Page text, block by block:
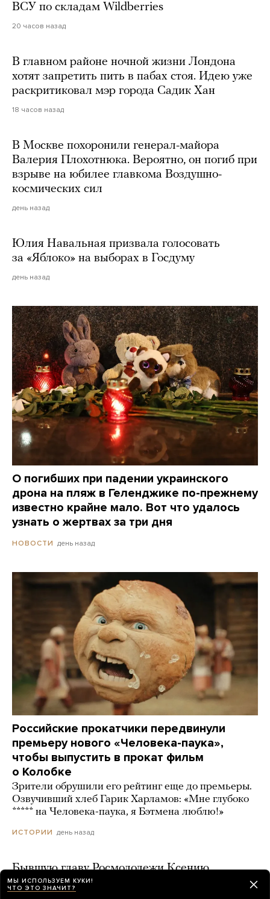
ВСУ по складам Wildberries
20 часов назад
В главном районе ночной жизни Лондона
хотят запретить пить в пабах стоя. Идею уже
раскритиковал мэр города Садик Хан
18 часов назад
В Москве похоронили генерал-майора
Валерия Плохотнюка. Вероятно, он погиб при
взрыве на юбилее главкома Воздушно-
космических сил
день назад
Юлия Навальная призвала голосовать
за «Яблоко» на выборах в Госдуму
день назад
О погибших при падении украинского
дрона на пляж в Геленджике по-прежнему
известно крайне мало. Вот что удалось
узнать о жертвах за три дня
НОВОСТИ день назад
Российские прокатчики передвинули
премьеру нового «Человека-паука»,
чтобы выпустить в прокат фильм
о Колобке
Зрители обрушили его рейтинг еще до премьеры.
Озвучивший хлеб Гарик Харламов: «Мне глубоко
***** на Человека-паука, я Бэтмена люблю!»
ИСТОРИИ день назад
Бывшую главу Росмолодежи Ксению
Разуваеву подозревают в растрате. Ее отец
МЫ ИСПОЛЬЗУЕМ КУКИ!
ЧТО ЭТО ЗНАЧИТ?